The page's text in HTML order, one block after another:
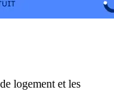
logement et les